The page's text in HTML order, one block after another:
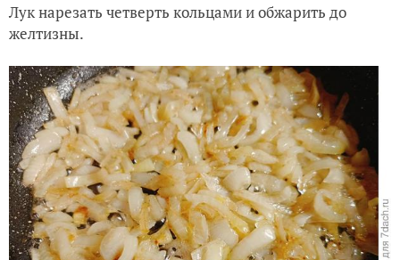
Лук нарезать четверть кольцами и обжарить до
желтизны.